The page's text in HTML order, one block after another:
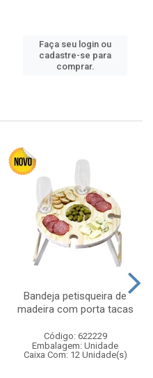
Faça seu login ou
cadastre-se para
comprar.
Bandeja petisqueira de
madeira com porta tacas
Código: 622229
Embalagem: Unidade
Caixa Com: 12 Unidade(s)